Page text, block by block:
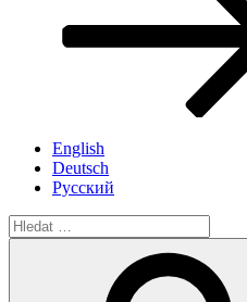
English
Deutsch
Русский
Hledat: